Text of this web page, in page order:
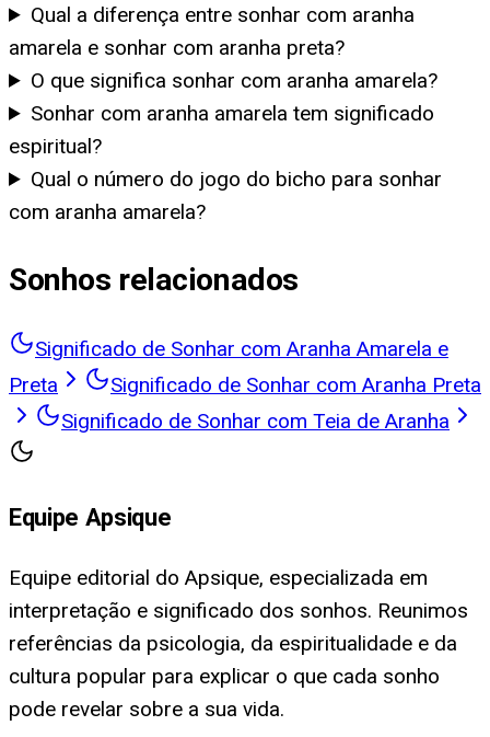
Qual a diferença entre sonhar com aranha
amarela e sonhar com aranha preta?
O que significa sonhar com aranha amarela?
Sonhar com aranha amarela tem significado
espiritual?
Qual o número do jogo do bicho para sonhar
com aranha amarela?
Sonhos relacionados
Significado de Sonhar com Aranha Amarela e
Preta
Significado de Sonhar com Aranha Preta
Significado de Sonhar com Teia de Aranha
Equipe Apsique
Equipe editorial do Apsique, especializada em
interpretação e significado dos sonhos. Reunimos
referências da psicologia, da espiritualidade e da
cultura popular para explicar o que cada sonho
pode revelar sobre a sua vida.